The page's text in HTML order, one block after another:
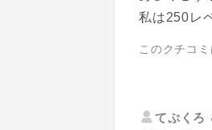
私は250レ
このクチコ
てぷくろ